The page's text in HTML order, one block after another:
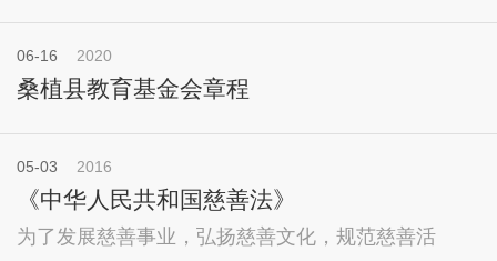
06-16 2020
桑植县教育基金会章程
05-03 2016
《中华人民共和国慈善法》
为了发展慈善事业，弘扬慈善文化，规范慈善活